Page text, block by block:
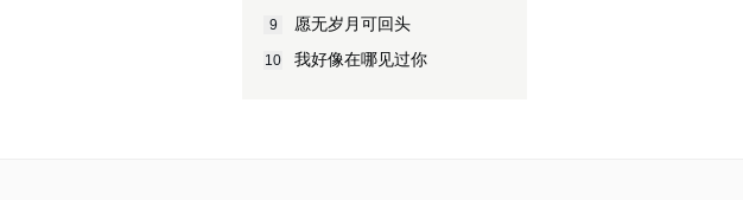
9 愿无岁月可回头
10 我好像在哪见过你